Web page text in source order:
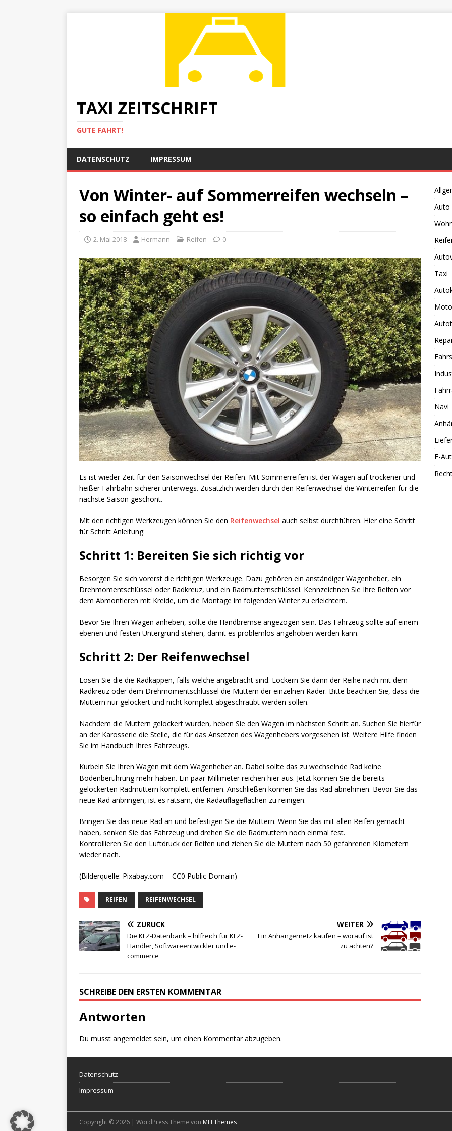
TAXI ZEITSCHRIFT
GUTE FAHRT!
DATENSCHUTZ IMPRESSUM
Von Winter- auf Sommerreifen wechseln –
so einfach geht es!
2. Mai 2018 Hermann Reifen 0
Es ist wieder Zeit für den Saisonwechsel der Reifen. Mit Sommerreifen ist der Wagen auf trockener und
heißer Fahrbahn sicherer unterwegs. Zusätzlich werden durch den Reifenwechsel die Winterreifen für die
nächste Saison geschont.
Mit den richtigen Werkzeugen können Sie den Reifenwechsel auch selbst durchführen. Hier eine Schritt
für Schritt Anleitung:
Schritt 1: Bereiten Sie sich richtig vor
Besorgen Sie sich vorerst die richtigen Werkzeuge. Dazu gehören ein anständiger Wagenheber, ein
Drehmomentschlüssel oder Radkreuz, und ein Radmutternschlüssel. Kennzeichnen Sie Ihre Reifen vor
dem Abmontieren mit Kreide, um die Montage im folgenden Winter zu erleichtern.
Bevor Sie Ihren Wagen anheben, sollte die Handbremse angezogen sein. Das Fahrzeug sollte auf einem
ebenen und festen Untergrund stehen, damit es problemlos angehoben werden kann.
Schritt 2: Der Reifenwechsel
Lösen Sie die die Radkappen, falls welche angebracht sind. Lockern Sie dann der Reihe nach mit dem
Radkreuz oder dem Drehmomentschlüssel die Muttern der einzelnen Räder. Bitte beachten Sie, dass die
Muttern nur gelockert und nicht komplett abgeschraubt werden sollen.
Nachdem die Muttern gelockert wurden, heben Sie den Wagen im nächsten Schritt an. Suchen Sie hierfür
an der Karosserie die Stelle, die für das Ansetzen des Wagenhebers vorgesehen ist. Weitere Hilfe finden
Sie im Handbuch Ihres Fahrzeugs.
Kurbeln Sie Ihren Wagen mit dem Wagenheber an. Dabei sollte das zu wechselnde Rad keine
Bodenberührung mehr haben. Ein paar Millimeter reichen hier aus. Jetzt können Sie die bereits
gelockerten Radmuttern komplett entfernen. Anschließen können Sie das Rad abnehmen. Bevor Sie das
neue Rad anbringen, ist es ratsam, die Radauflageflächen zu reinigen.
Bringen Sie das neue Rad an und befestigen Sie die Muttern. Wenn Sie das mit allen Reifen gemacht
haben, senken Sie das Fahrzeug und drehen Sie die Radmuttern noch einmal fest.
Kontrollieren Sie den Luftdruck der Reifen und ziehen Sie die Muttern nach 50 gefahrenen Kilometern
wieder nach.
(Bilderquelle: Pixabay.com – CC0 Public Domain)
REIFEN REIFENWECHSEL
ZURÜCK
Die KFZ-Datenbank – hilfreich für KFZ-
Händler, Softwareentwickler und e-
commerce
WEITER
Ein Anhängernetz kaufen – worauf ist
zu achten?
SCHREIBE DEN ERSTEN KOMMENTAR
Antworten
Du musst angemeldet sein, um einen Kommentar abzugeben.
Auto
Taxi
Navi
E-
Datenschutz
Impressum
Copyright © 2026 | WordPress Theme von MH Themes